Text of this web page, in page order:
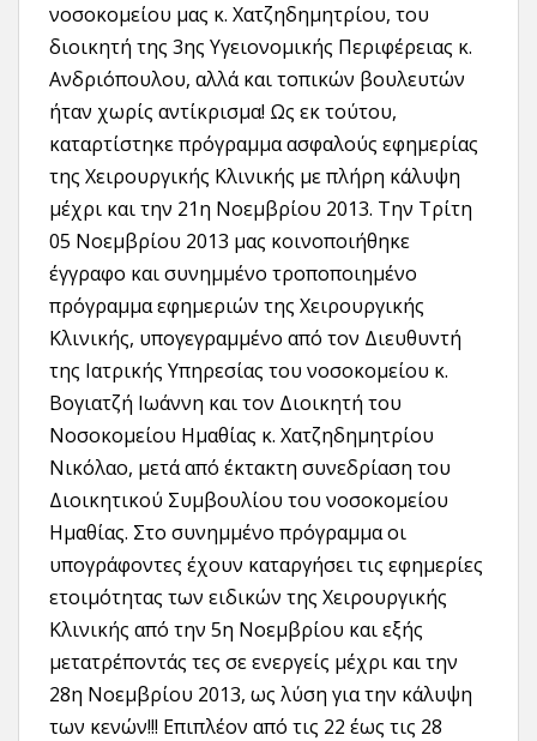
νοσοκομείου μας κ. Χατζηδημητρίου, του
διοικητή της 3ης Υγειονομικής Περιφέρειας κ.
Ανδριόπουλου, αλλά και τοπικών βουλευτών
ήταν χωρίς αντίκρισμα! Ως εκ τούτου,
καταρτίστηκε πρόγραμμα ασφαλούς εφημερίας
της Χειρουργικής Κλινικής με πλήρη κάλυψη
μέχρι και την 21η Νοεμβρίου 2013. Την Τρίτη
05 Νοεμβρίου 2013 μας κοινοποιήθηκε
έγγραφο και συνημμένο τροποποιημένο
πρόγραμμα εφημεριών της Χειρουργικής
Κλινικής, υπογεγραμμένο από τον Διευθυντή
της Ιατρικής Υπηρεσίας του νοσοκομείου κ.
Βογιατζή Ιωάννη και τον Διοικητή του
Νοσοκομείου Ημαθίας κ. Χατζηδημητρίου
Νικόλαο, μετά από έκτακτη συνεδρίαση του
Διοικητικού Συμβουλίου του νοσοκομείου
Ημαθίας. Στο συνημμένο πρόγραμμα οι
υπογράφοντες έχουν καταργήσει τις εφημερίες
ετοιμότητας των ειδικών της Χειρουργικής
Κλινικής από την 5η Νοεμβρίου και εξής
μετατρέποντάς τες σε ενεργείς μέχρι και την
28η Νοεμβρίου 2013, ως λύση για την κάλυψη
των κενών!!! Επιπλέον από τις 22 έως τις 28